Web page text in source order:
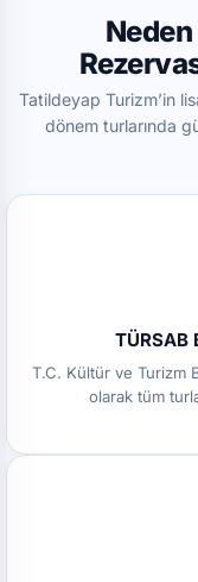
Tatildeyap Turizm’in
dönem turlarında
TÜRSAB
T.C. Kültür ve Turizm
olarak tüm